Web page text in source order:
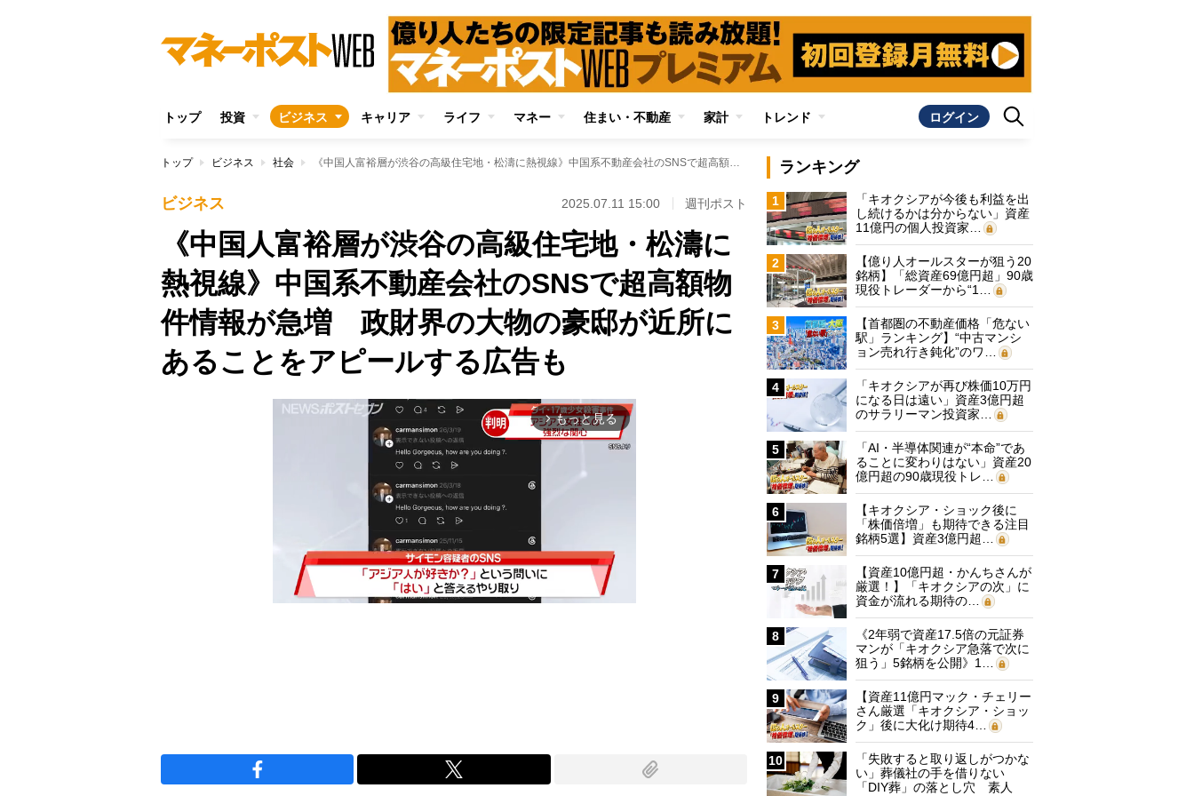
トップ 投資 ビジネス キャリア ライフ マネー 住まい・不動産 家計 トレンド ログイン
トップ ビジネス 社会 《中国人富裕層が渋谷の高級住宅地・松濤に熱視線》中国系不動産会社のSNSで超高額物件情報が急増 政財界の大物の豪邸が近所にあることをアピールする広告も
ビジネス 2025.07.11 15:00 週刊ポスト
《中国人富裕層が渋谷の高級住宅地・松濤に
熱視線》中国系不動産会社のSNSで超高額物
件情報が急増 政財界の大物の豪邸が近所に
あることをアピールする広告も
arrow_forward_ios もっと見る
ランキング
1
「キオクシアが今後も利益を出
し続けるかは分からない」資産
11億円の個人投資家…
2
【億り人オールスターが狙う20
銘柄】「総資産69億円超」90歳
現役トレーダーから“1…
3
【首都圏の不動産価格「危ない
駅」ランキング】“中古マンシ
ョン売れ行き鈍化”のワ…
4
「キオクシアが再び株価10万円
になる日は遠い」資産3億円超
のサラリーマン投資家…
5
「AI・半導体関連が“本命”であ
ることに変わりはない」資産20
億円超の90歳現役トレ…
6
【キオクシア・ショック後に
「株価倍増」も期待できる注目
銘柄5選】資産3億円超…
7
【資産10億円超・かんちさんが
厳選！】「キオクシアの次」に
資金が流れる期待の…
8
《2年弱で資産17.5倍の元証券
マンが「キオクシア急落で次に
狙う」5銘柄を公開》1…
9
【資産11億円マック・チェリー
さん厳選「キオクシア・ショッ
ク」後に大化け期待4…
10
「失敗すると取り返しがつかな
い」葬儀社の手を借りない
「DIY葬」の落とし穴 素人